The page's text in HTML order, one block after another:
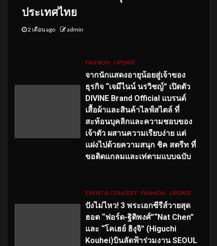
ประเทศไทย
2 เดือน ago admin
FASHION UPDATE
จากนักแสดงอายุน้อยสู่เจ้าของ
ธุรกิจ “เจมีไนน์ นรวิชญ์” เปิดตัว
DIVINE Brand Official แบรนด์
เสื้อผ้าและสินค้าไลฟ์สไตล์ ที่
สะท้อนบุคลิกและความชอบของ
เจ้าตัว ผสานความเรียบง่าย แต่
แฝงไปด้วยความสนุก ชิค สตรีท ที่
ขอติดแกลมและเท่ตามแบบฉบับ
EVENT & CONCERT FASHION UPDATE
ปังไม่ไหว! 3 พระเอกซีรีส์วายสุด
ฮอต “ฟอร์ด-ฐิติพงศ์”“Nat Chen”
และ “โคเฮย์ ฮิงุจิ” (Higuchi
Kouhei)บินลัดฟ้าร่วมงาน SEOUL